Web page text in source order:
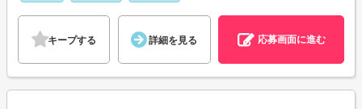
キープする 詳細を見る 応募画面に進む